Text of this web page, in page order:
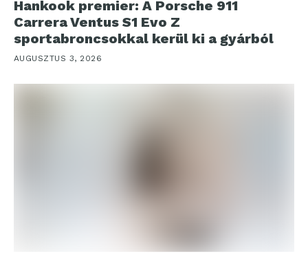
Hankook premier: A Porsche 911
Carrera Ventus S1 Evo Z
sportabroncsokkal kerül ki a gyárból
AUGUSZTUS 3, 2026